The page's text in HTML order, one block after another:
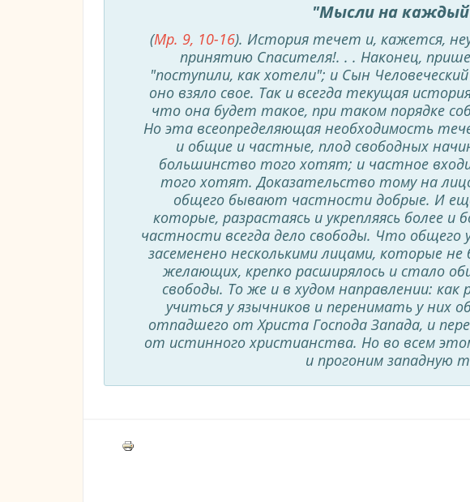
"Мысли на каждый
(Мр. 9, 10-16). История течет и, кажется,
принятию Спасителя!. . . Наконец,
"поступили, как хотели"; и Сын
оно взяло свое. Так и всегда текущая
что она будет такое, при таком порядке
Но эта всеопределяющая необходимость
и общие и частные, плод свободных
большинство того хотят; и частное
того хотят. Доказательство тому на
общего бывают частности добрые. И
которые, разрастаясь и укрепляясь более
частности всегда дело свободы. Что общего
засеменено несколькими лицами, которые
желающих, крепко расширялось и стало
свободы. То же и в худом направлении:
учиться у язычников и перенимать у них
отпадшего от Христа Господа Запада, и
от истинного христианства. Но во всем
и прогоним западную